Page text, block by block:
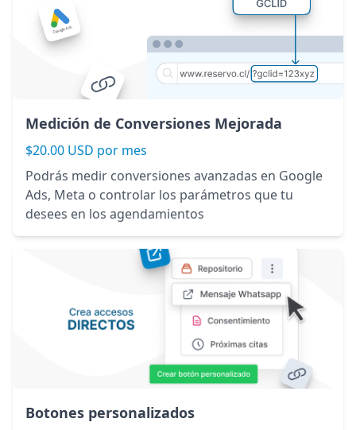
Medición de Conversiones Mejorada
$20.00 USD por mes
Podrás medir conversiones avanzadas en Google
Ads, Meta o controlar los parámetros que tu
desees en los agendamientos
Botones personalizados